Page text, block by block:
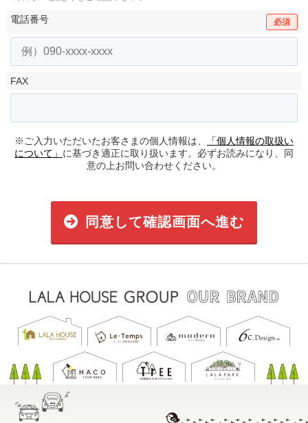
電話番号 必須
FAX
※ご入力いただいたお客さまの個人情報は、
「個人情報の取扱い
について」 に基づき適正に取り扱います。必ずお読みになり、同
意の上お問い合わせください。
同意して確認画面へ進む